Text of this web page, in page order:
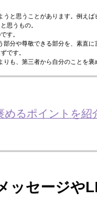
と思うことがあります。例えば
思うもの。
す。
分や尊敬できる部分を、素直に
です。
も、第三者から自分のことを褒
めるポイントを紹
ッセージや